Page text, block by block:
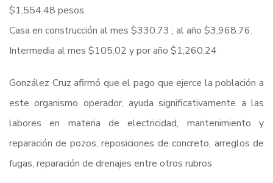
$1,554.48 pesos.
Casa en construcción al mes $330.73 ; al año $3,968.76.
Intermedia al mes $105.02 y por año $1,260.24
González Cruz afirmó que el pago que ejerce la población a
este organismo operador, ayuda significativamente a las
labores en materia de electricidad, mantenimiento y
reparación de pozos, reposiciones de concreto, arreglos de
fugas, reparación de drenajes entre otros rubros